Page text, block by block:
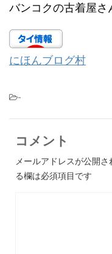
バンコクの古着屋さ
にほんブログ村
-
コメント
メールアドレスが公開さ
る欄は必須項目です